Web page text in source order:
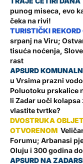
punog miseca, evo
čeka na rivi!
srpanj na Viru;
tisuća noćenja,
rast
u Vrsima prazni
Poluotoku prskalice
li Zadar uoči
vlastite tvrtke?
Forumu; Arbanasi
Oluju i 300 godina